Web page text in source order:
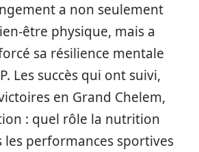
a non seulement
être physique, mais a
sa résilience mentale
Les succès qui ont suivi,
en Grand Chelem,
: quel rôle la nutrition
les performances sportives